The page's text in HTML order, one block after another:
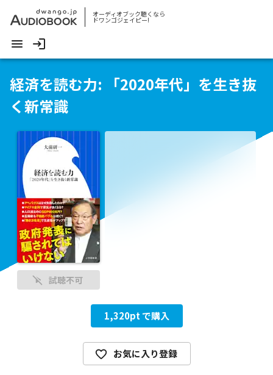
オーディオブック聴くなら
ドワンゴジェイピー!
経済を読む力: 「2020年代」を生き抜
く新常識
試聴不可
1,320pt で購入
お気に入り登録